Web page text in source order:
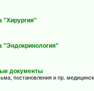
"Хирургия"
"Эндокринология"
документы
постановления и пр.